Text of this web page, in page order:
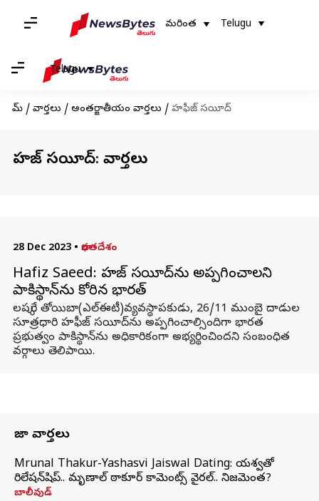
మరింత Telugu
Telugu
హోమ్ / వార్తలు / అంతర్జాతీయం వార్తలు / హఫీజ్ సయీద్‌
హఫీజ్ సయీద్‌: వార్తలు
28 Dec 2023 • భారతదేశం
Hafiz Saeed: హఫీజ్ సయీద్‌ను అప్పగించాలని
పాకిస్థాన్‌ను కోరిన భారత్
లష్కరే తోయిబా(ఎల్‌ఈటీ)వ్యవస్థాపకుడు, 26/11 ముంబై దాడుల
సూత్రధారి హఫీజ్ సయీద్‌ను అప్పగించాల్సిందిగా భారత
ప్రభుత్వం పాకిస్థాన్‌ను అధికారికంగా అభ్యర్థించిందని సంబంధిత
వర్గాలు తెలిపాయి.
తాజా వార్తలు
Mrunal Thakur-Yashasvi Jaiswal Dating: యశస్వితో
రిలేషన్‌షిప్.. మృణాల్ ఠాకూర్ కామెంట్స్ వైరల్.. నిజమెంత?
బాలీవుడ్